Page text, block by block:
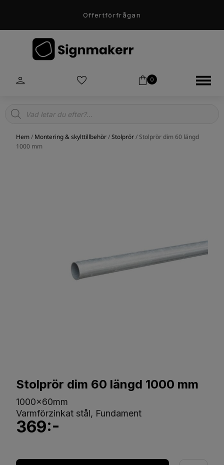
Offertförfrågan
0
Products
search
Hem/ Montering & skylttillbehör/Stolprör/ Stolprör dim 60 längd
1000 mm
Stolprör dim 60 längd 1000 mm
1000x60mm
Varmförzinkat stål, Fundament
369:-